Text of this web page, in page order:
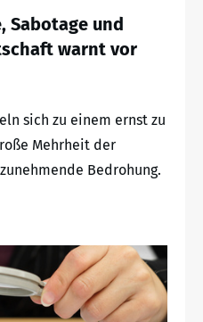
Sabotage und
warnt vor
sich zu einem ernst zu
Mehrheit der
Bedrohung.